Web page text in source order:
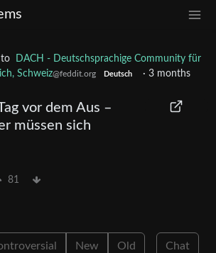
to
DACH - Deutschsprachige Community für
Schweiz@feddit.org Deutsch · 3 months
vor dem Aus –
müssen sich
81
New Old Chat